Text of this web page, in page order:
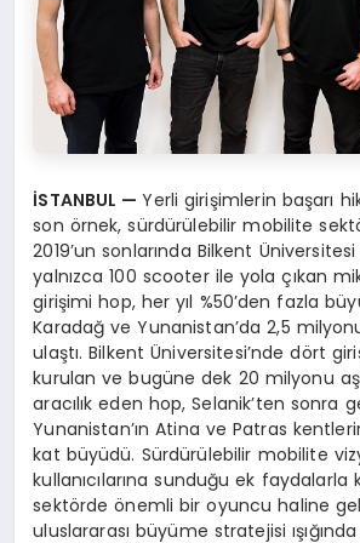
İSTANBUL —Yerli girişimlerin başarı
son örnek, sürdürülebilir mobilite
2019’un sonlarında Bilkent
yalnızca 100 scooter ile yola çıkan
girişimi hop, her yıl %50’den fazla
Karadağ ve Yunanistan’da 2,5
ulaştı. Bilkent Üniversitesi’nde dört
kurulan ve bugüne dek 20 milyonu
aracılık eden hop, Selanik’ten sonra
Yunanistan’ın Atina ve Patras
kat büyüdü. Sürdürülebilir mobilite
kullanıcılarına sunduğu ek faydalarla
sektörde önemli bir oyuncu haline
uluslararası büyüme stratejisi